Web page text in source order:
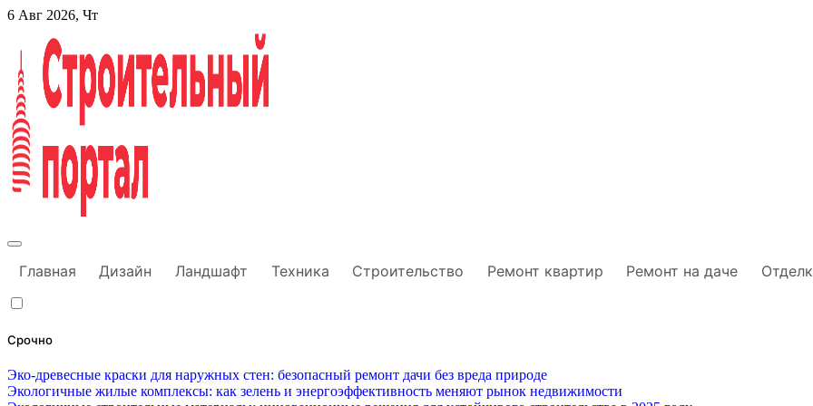
Перейти
содержанию
6 Авг 2026, Чт
Главная Дизайн Ландшафт Техника Строительство Ремонт квартир Ремонт на даче
Срочно
Эко-древесные краски для наружных стен: безопасный ремонт дачи без вреда природе
Экологичные жилые комплексы: как зелень и энергоэффективность меняют рынок недвижимости